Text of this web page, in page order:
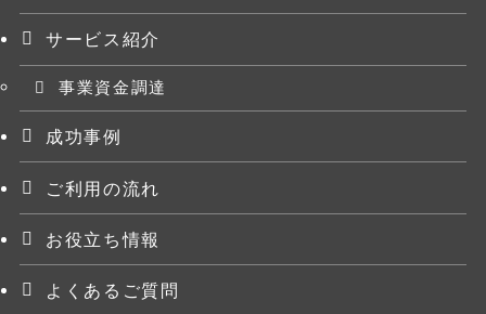
サービス紹介
事業資金調達
成功事例
ご利用の流れ
お役立ち情報
よくあるご質問